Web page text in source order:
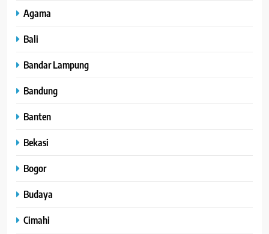
Agama
Bali
Bandar Lampung
Bandung
Banten
Bekasi
Bogor
Budaya
Cimahi